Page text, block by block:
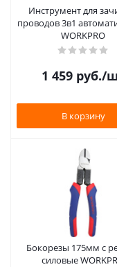
Инструмент для
проводов 3в1
WORKPRO
1 459руб./
В корзину
Бокорезы 175мм с
силовые